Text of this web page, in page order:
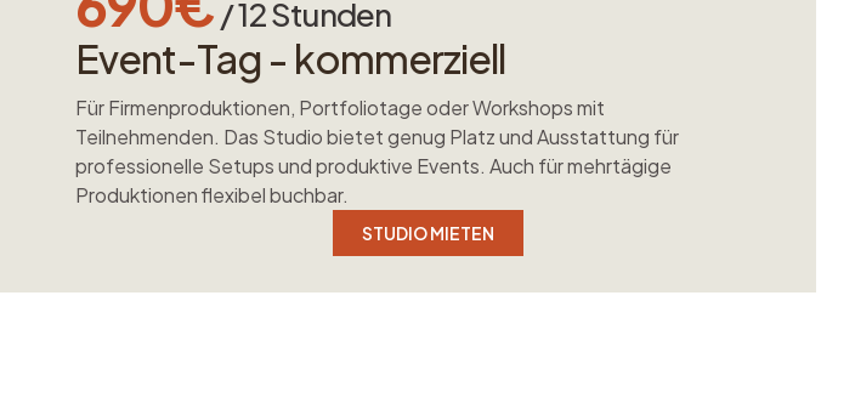
/ 12 Stunden
Event-Tag - kommerziell
Für Firmenproduktionen, Portfoliotage oder Workshops mit
Teilnehmenden. Das Studio bietet genug Platz und Ausstattung für
professionelle Setups und produktive Events. Auch für mehrtägige
Produktionen flexibel buchbar.
STUDIO MIETEN